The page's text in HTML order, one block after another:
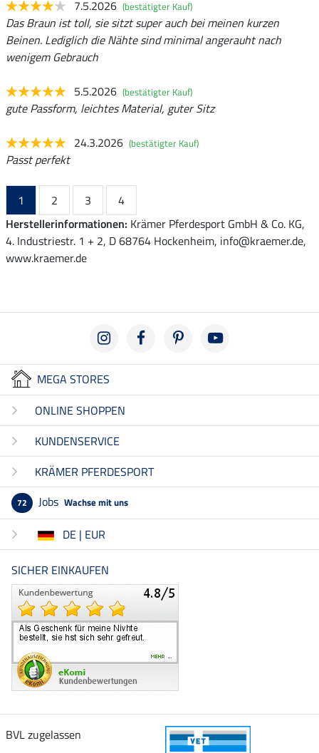
7.5.2026 (bestätigter Kauf)
Das Braun ist toll, sie sitzt super auch bei meinen kurzen
Beinen. Lediglich die Nähte sind minimal angerauht nach
wenigem Gebrauch
5.5.2026 (bestätigter Kauf)
gute Passform, leichtes Material, guter Sitz
24.3.2026 (bestätigter Kauf)
Passt perfekt
1 2 3
4
Herstellerinformationen: Krämer Pferdesport GmbH & Co. KG,
4. Industriestr. 1 + 2, D 68764 Hockenheim, info@kraemer.de,
www.kraemer.de
MEGA STORES
ONLINE SHOPPEN
KUNDENSERVICE
KRÄMER PFERDESPORT
72 Jobs Wachse mit uns
DE | EUR
SICHER EINKAUFEN
BVL zugelassen